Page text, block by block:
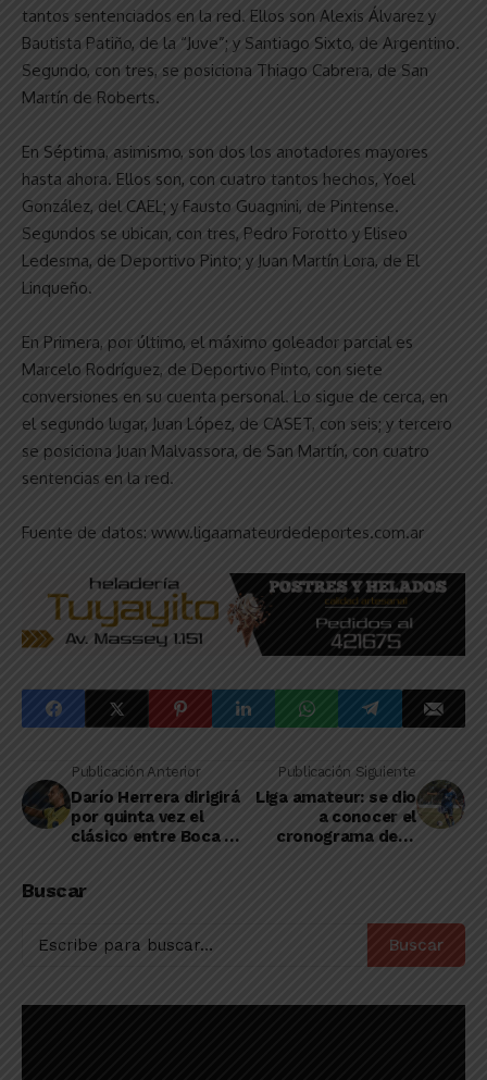
tantos sentenciados en la red. Ellos son Alexis Álvarez y
Bautista Patiño, de la “Juve”; y Santiago Sixto, de Argentino.
Segundo, con tres, se posiciona Thiago Cabrera, de San
Martín de Roberts.
En Séptima, asimismo, son dos los anotadores mayores
hasta ahora. Ellos son, con cuatro tantos hechos, Yoel
González, del CAEL; y Fausto Guagnini, de Pintense.
Segundos se ubican, con tres, Pedro Forotto y Eliseo
Ledesma, de Deportivo Pinto; y Juan Martín Lora, de El
Linqueño.
En Primera, por último, el máximo goleador parcial es
Marcelo Rodríguez, de Deportivo Pinto, con siete
conversiones en su cuenta personal. Lo sigue de cerca, en
el segundo lugar, Juan López, de CASET, con seis; y tercero
se posiciona Juan Malvassora, de San Martín, con cuatro
sentencias en la red.
Fuente de datos: www.ligaamateurdedeportes.com.ar
Publicación Anterior
Darío Herrera dirigirá
por quinta vez el
clásico entre Boca y
Publicación Siguiente
Liga amateur: se dio
a conocer el
cronograma de la
Buscar
Buscar